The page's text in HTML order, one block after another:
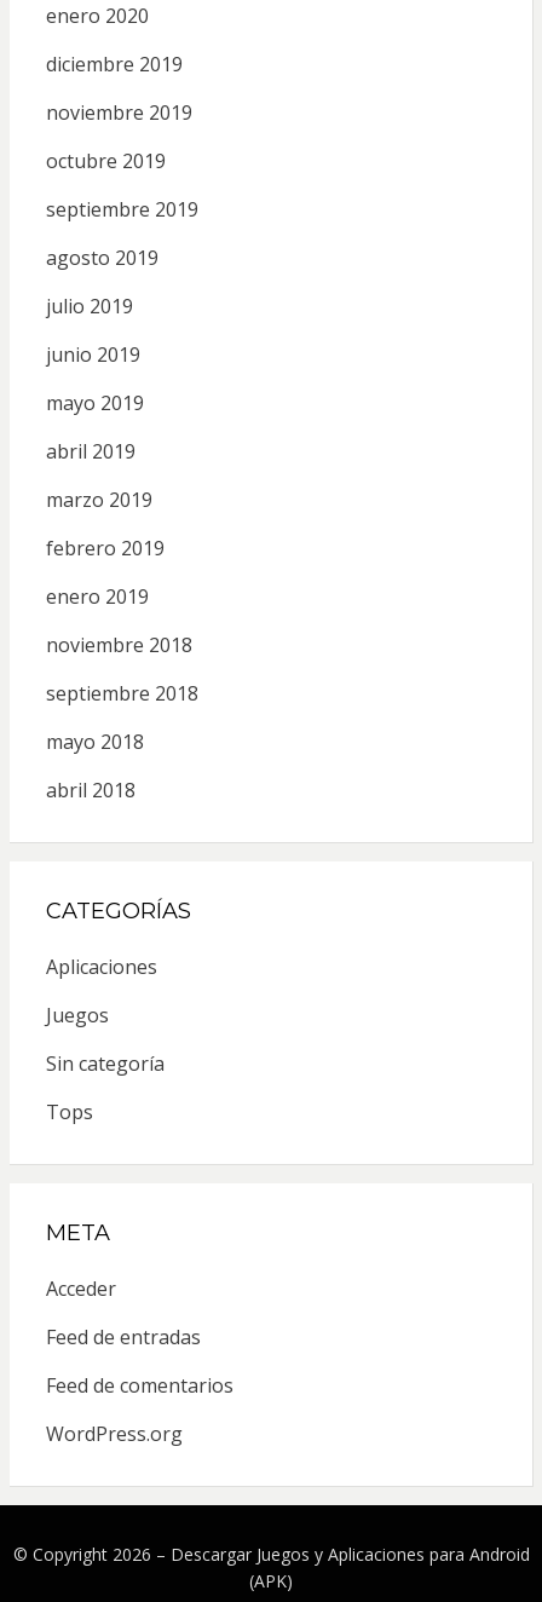
enero 2020
diciembre 2019
noviembre 2019
octubre 2019
septiembre 2019
agosto 2019
julio 2019
junio 2019
mayo 2019
abril 2019
marzo 2019
febrero 2019
enero 2019
noviembre 2018
septiembre 2018
mayo 2018
abril 2018
CATEGORÍAS
Aplicaciones
Juegos
Sin categoría
Tops
META
Acceder
Feed de entradas
Feed de comentarios
WordPress.org
© Copyright 2026 – Descargar Juegos y Aplicaciones para Android
(APK)